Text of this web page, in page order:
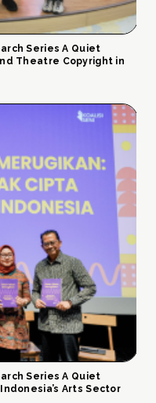
Series A Quiet
Theatre Copyright in
Series A Quiet
Arts Sector